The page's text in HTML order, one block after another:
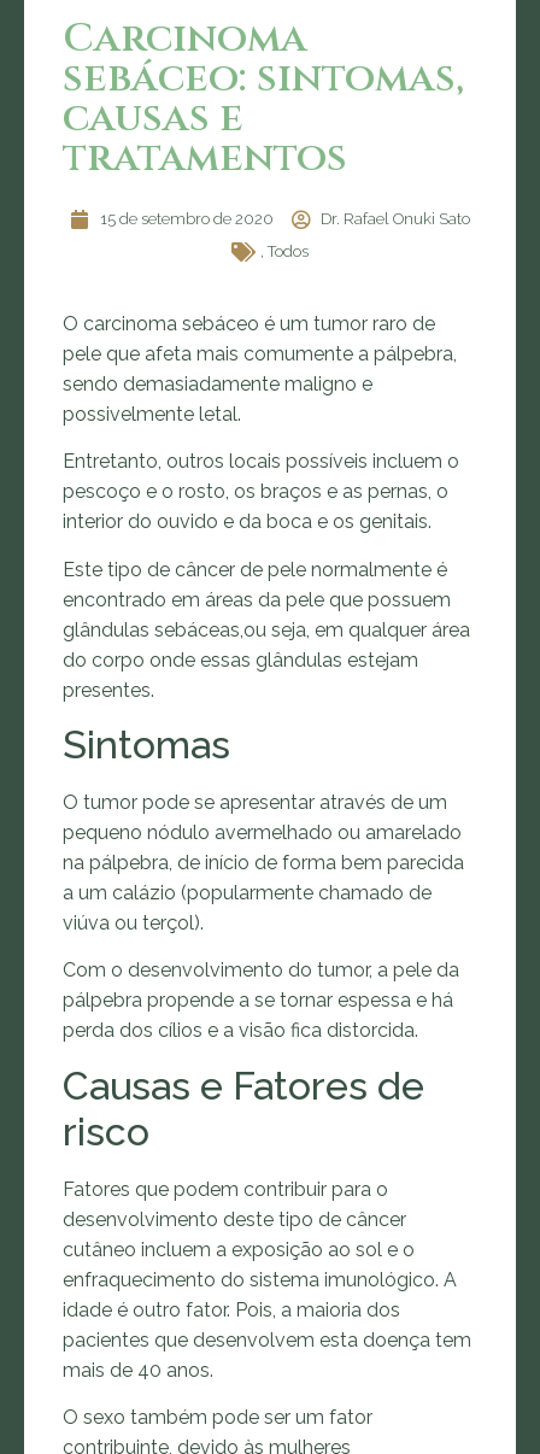
Carcinoma
sebáceo: sintomas,
causas e
tratamentos
15 de setembro de 2020
Dr. Rafael Onuki Sato
, Todos
O carcinoma sebáceo é um tumor raro de
pele que afeta mais comumente a pálpebra,
sendo demasiadamente maligno e
possivelmente letal.
Entretanto, outros locais possíveis incluem o
pescoço e o rosto, os braços e as pernas, o
interior do ouvido e da boca e os genitais.
Este tipo de câncer de pele normalmente é
encontrado em áreas da pele que possuem
glândulas sebáceas,ou seja, em qualquer área
do corpo onde essas glândulas estejam
presentes.
Sintomas
O tumor pode se apresentar através de um
pequeno nódulo avermelhado ou amarelado
na pálpebra, de início de forma bem parecida
a um calázio (popularmente chamado de
viúva ou terçol).
Com o desenvolvimento do tumor, a pele da
pálpebra propende a se tornar espessa e há
perda dos cílios e a visão fica distorcida.
Causas e Fatores de
risco
Fatores que podem contribuir para o
desenvolvimento deste tipo de câncer
cutâneo incluem a exposição ao sol e o
enfraquecimento do sistema imunológico. A
idade é outro fator. Pois, a maioria dos
pacientes que desenvolvem esta doença tem
mais de 40 anos.
O sexo também pode ser um fator
contribuinte, devido às mulheres